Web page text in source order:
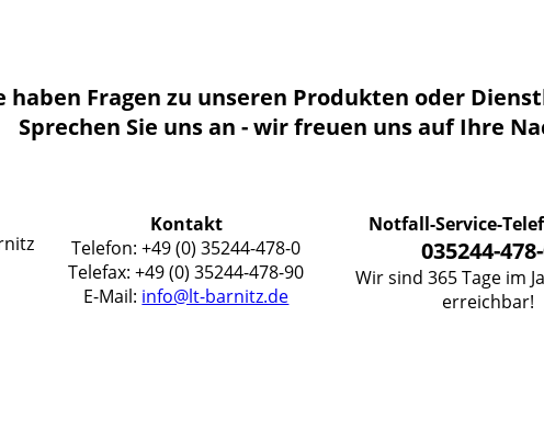
haben Fragen zu unseren Produkten oder
Sprechen Sie uns an - wir freuen uns auf Ihre
Kontakt
Telefon: +49 (0) 35244-478-0
Telefax: +49 (0) 35244-478-90
E-Mail: info@lt-barnitz.de
Notfall-Service-
035244-
Wir sind 365 Tage im
erreichbar!